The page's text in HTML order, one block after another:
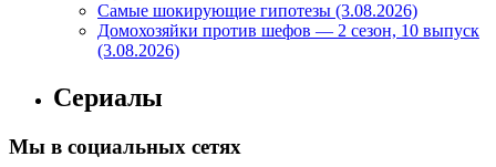
Самые шокирующие гипотезы (3.08.2026)
Домохозяйки против шефов — 2 сезон, 10 выпуск
(3.08.2026)
Сериалы
Мы в социальных сетях